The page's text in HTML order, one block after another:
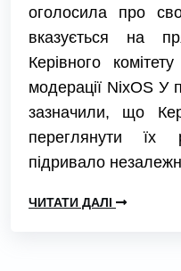
оголосила про
вказується на
Керівного
модерації NixOS У
зазначили, що
переглянути
підривало
ЧИТАТИ ДАЛІ